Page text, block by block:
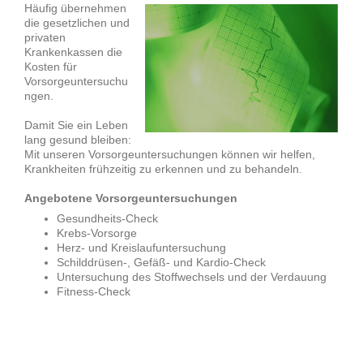
Häufig übernehmen
die gesetzlichen und
privaten
Krankenkassen die
Kosten für
Vorsorgeuntersuchu
ngen.
Damit Sie ein Leben
lang gesund bleiben:
Mit unseren Vorsorgeuntersuchungen können wir helfen,
Krankheiten frühzeitig zu erkennen und zu behandeln.
Angebotene Vorsorgeuntersuchungen
Gesundheits-Check
Krebs-Vorsorge
Herz- und Kreislaufuntersuchung
Schilddrüsen-, Gefäß- und Kardio-Check
Untersuchung des Stoffwechsels und der Verdauung
Fitness-Check